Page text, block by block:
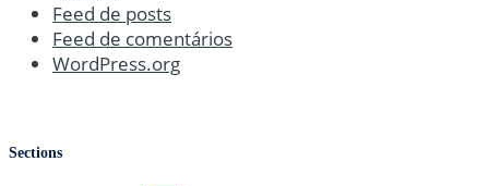
Feed de posts
Feed de comentários
WordPress.org
Sections